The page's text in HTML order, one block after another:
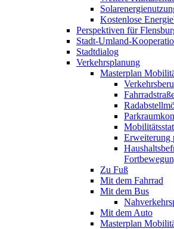
Kostenlose
Perspektiven für
Stadt-Umland-
Stadtdialog
Verkehrsplanung
Masterplan
Erweiterung
Zu Fuß
Mit dem Fahrrad
Mit dem Bus
Mit dem Auto
Masterplan